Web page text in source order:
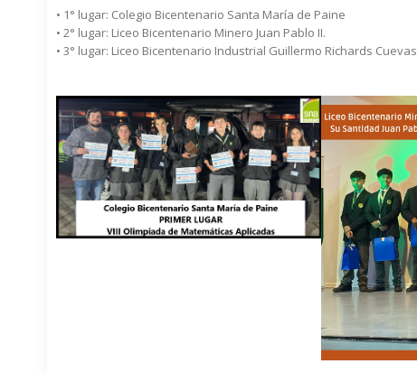
• 1° lugar: Colegio Bicentenario Santa María de Paine
• 2° lugar: Liceo Bicentenario Minero Juan Pablo II.
• 3° lugar: Liceo Bicentenario Industrial Guillermo Richards Cuevas